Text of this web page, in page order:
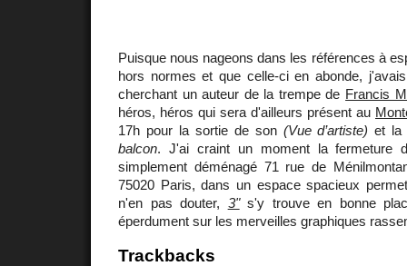
Puisque nous nageons dans les références à
hors normes et que celle-ci en abonde,
cherchant un auteur de la trempe de Francis
héros, héros qui sera d'ailleurs présent au
17h pour la sortie de son (Vue d’artiste) et la
balcon. J'ai craint un moment la fermeture
simplement déménagé 71 rue de
75020 Paris, dans un espace spacieux
n'en pas douter, 3"s'y trouve en bonne
éperdument sur les merveilles graphiques
Trackbacks